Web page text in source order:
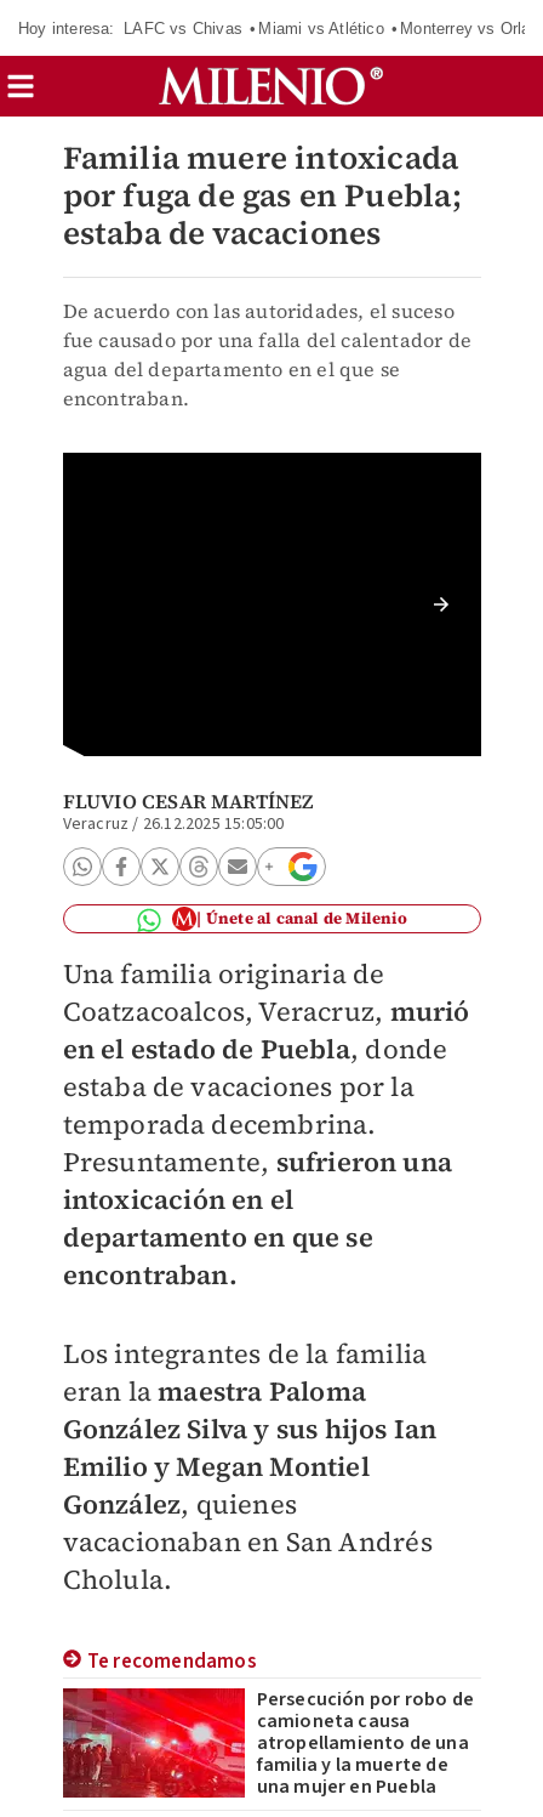
Hoy interesa: LAFC vs Chivas Miami vs Atlético Monterrey vs
Familia muere intoxicada
por fuga de gas en Puebla;
estaba de vacaciones
De acuerdo con las autoridades, el suceso
fue causado por una falla del calentador de
agua del departamento en el que se
encontraban.
FLUVIO CESAR MARTÍNEZ
Veracruz / 26.12.2025 15:05:00
Únete al canal de Milenio
Una familia originaria de
Coatzacoalcos, Veracruz, murió
en el estado de Puebla, donde
estaba de vacaciones por la
temporada decembrina.
Presuntamente, sufrieron una
intoxicación en el
departamento en que se
encontraban.
Los integrantes de la familia
eran lamaestra Paloma
González Silva y sus hijos Ian
Emilio y Megan Montiel
González, quienes
vacacionaban en San Andrés
Cholula.
Te recomendamos
Persecución por robo de
camioneta causa
atropellamiento de una
familia y la muerte de
una mujer en Puebla